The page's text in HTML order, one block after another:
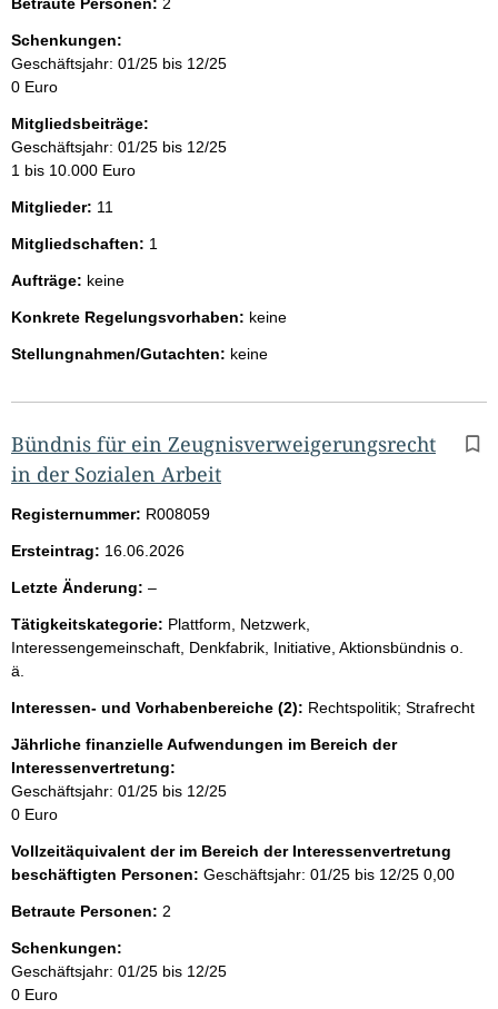
Schenkungen:
Geschäftsjahr: 01/25 bis 12/25
0 Euro
Mitgliedsbeiträge:
Geschäftsjahr: 01/25 bis 12/25
1 bis 10.000 Euro
Mitglieder: 11
Mitgliedschaften: 1
Aufträge: keine
Konkrete Regelungsvorhaben: keine
Stellungnahmen/Gutachten: keine
Bündnis für ein Zeugnisverweigerungsrecht
in der Sozialen Arbeit
Registernummer: R008059
Ersteintrag: 16.06.2026
Letzte Änderung: –l
e
r
Tätigkeitskategorie: Plattform, Netzwerk,
Interessengemeinschaft, Denkfabrik, Initiative, Aktionsbündnis o.
ä.
Interessen- und Vorhabenbereiche (2): Rechtspolitik; Strafrecht
Jährliche finanzielle Aufwendungen im Bereich der
Interessenvertretung:
Geschäftsjahr: 01/25 bis 12/25
0 Euro
Vollzeitäquivalent der im Bereich der Interessenvertretung
beschäftigten Personen: Geschäftsjahr: 01/25 bis 12/25 0,00
Betraute Personen: 2
Schenkungen:
Geschäftsjahr: 01/25 bis 12/25
0 Euro